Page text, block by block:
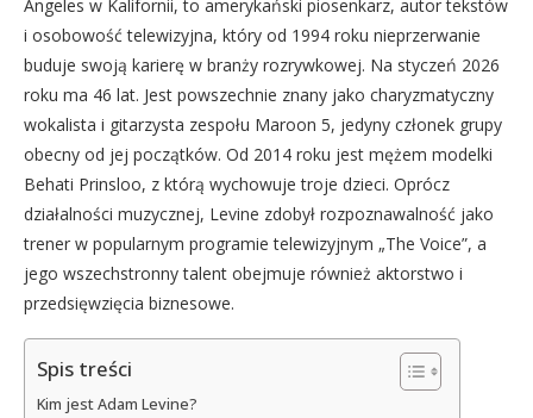
Angeles w Kalifornii, to amerykański piosenkarz, autor tekstów
i osobowość telewizyjna, który od 1994 roku nieprzerwanie
buduje swoją karierę w branży rozrywkowej. Na styczeń 2026
roku ma 46 lat. Jest powszechnie znany jako charyzmatyczny
wokalista i gitarzysta zespołu Maroon 5, jedyny członek grupy
obecny od jej początków. Od 2014 roku jest mężem modelki
Behati Prinsloo, z którą wychowuje troje dzieci. Oprócz
działalności muzycznej, Levine zdobył rozpoznawalność jako
trener w popularnym programie telewizyjnym „The Voice”, a
jego wszechstronny talent obejmuje również aktorstwo i
przedsięwzięcia biznesowe.
Spis treści
Kim jest Adam Levine?